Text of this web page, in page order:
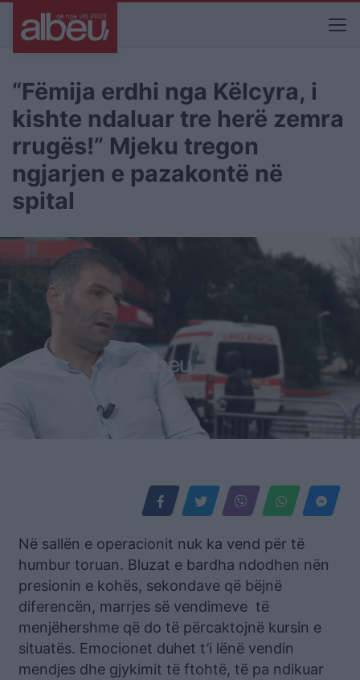
“Fëmija erdhi nga Këlcyra, i
kishte ndaluar tre herë zemra
rrugës!” Mjeku tregon
ngjarjen e pazakontë në
spital
Në sallën e operacionit nuk ka vend për të
humbur toruan. Bluzat e bardha ndodhen nën
presionin e kohës, sekondave që bëjnë
diferencën, marrjes së vendimeve të
menjëhershme që do të përcaktojnë kursin e
situatës. Emocionet duhet t’i lënë vendin
mendjes dhe gjykimit të ftohtë, të pa ndikuar